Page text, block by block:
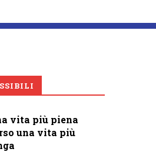
vita più piena
una vita più